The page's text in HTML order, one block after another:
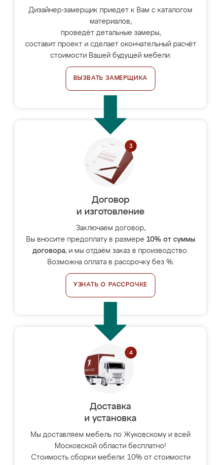
Дизайнер-замерщик приедет к Вам с каталогом
материалов,
проведёт детальные замеры,
составит проект и сделает окончательный расчёт
стоимости Вашей будущей мебели.
ВЫЗВАТЬ ЗАМЕРЩИКА
Договор
и изготовление
Заключаем договор,
Вы вносите предоплату в размере 10% от суммы
договора, и мы отдаём заказ в производство.
Возможна оплата в рассрочку без %.
УЗНАТЬ О РАССРОЧКЕ
Доставка
и установка
Мы доставляем мебель по Жуковскому и всей
Московской области бесплатно!
Стоимость сборки мебели: 10% от стоимости